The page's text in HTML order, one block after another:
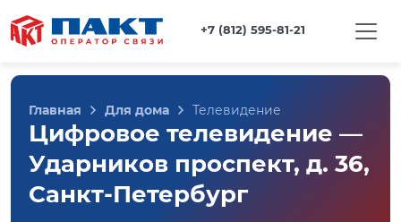
+7 (812) 595-81-21
Главная Для дома Телевидение
Цифровое телевидение —
Ударников проспект, д. 36,
Санкт-Петербург